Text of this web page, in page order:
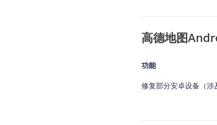
高德地图
功能
修复部分安卓设备（